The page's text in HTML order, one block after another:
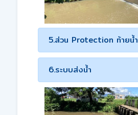
5.ส่วน Protection ท้ายน้ำ
6.ระบบส่งน้ำ